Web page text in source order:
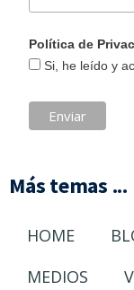
Política de
Si, he leído y
Más temas ...
HOME
MEDIOS